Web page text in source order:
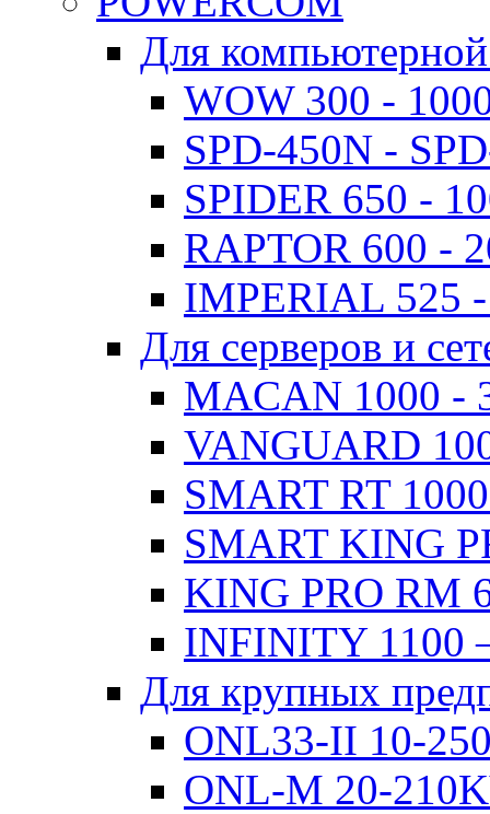
Для
WOW 300 -
SPD-450N -
SPIDER 650 -
RAPTOR 600 -
IMPERIAL 525
Для серверов и
MACAN 1000 -
VANGUARD
SMART RT
SMART KING
KING PRO RM
INFINITY 1100
Для крупных
ONL33-II 10-
ONL-M 20-